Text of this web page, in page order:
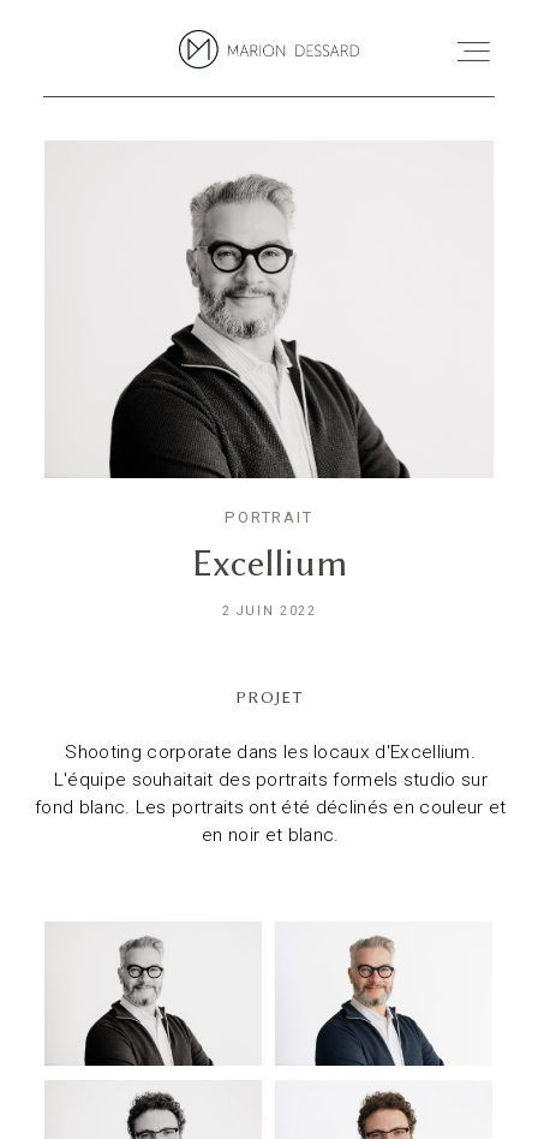
BLOG
MARION
CONTACT
PORTRAIT
Excellium
2 JUIN 2022
PROJET
Shooting corporate dans les locaux d'Excellium.
L'équipe souhaitait des portraits formels studio sur
fond blanc. Les portraits ont été déclinés en couleur et
en noir et blanc.